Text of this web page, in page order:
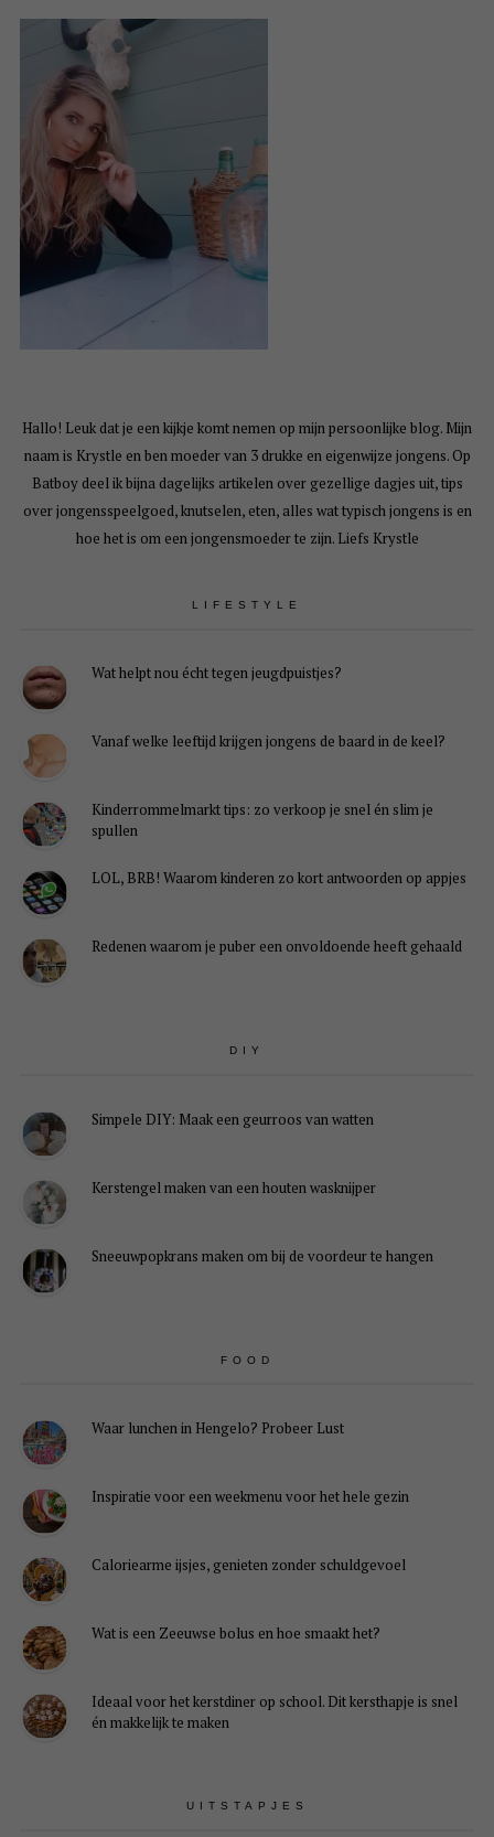
Hallo! Leuk dat je een kijkje komt nemen op mijn persoonlijke blog. Mijn
naam is Krystle en ben moeder van 3 drukke en eigenwijze jongens. Op
Batboy deel ik bijna dagelijks artikelen over gezellige dagjes uit, tips
over jongensspeelgoed, knutselen, eten, alles wat typisch jongens is en
hoe het is om een jongensmoeder te zijn. Liefs Krystle
LIFESTYLE
Wat helpt nou écht tegen jeugdpuistjes?
Vanaf welke leeftijd krijgen jongens de baard in de keel?
Kinderrommelmarkt tips: zo verkoop je snel én slim je
spullen
LOL, BRB! Waarom kinderen zo kort antwoorden op appjes
Redenen waarom je puber een onvoldoende heeft gehaald
DIY
Simpele DIY: Maak een geurroos van watten
Kerstengel maken van een houten wasknijper
Sneeuwpopkrans maken om bij de voordeur te hangen
FOOD
Waar lunchen in Hengelo? Probeer Lust
Inspiratie voor een weekmenu voor het hele gezin
Caloriearme ijsjes, genieten zonder schuldgevoel
Wat is een Zeeuwse bolus en hoe smaakt het?
Ideaal voor het kerstdiner op school. Dit kersthapje is snel
én makkelijk te maken
UITSTAPJES